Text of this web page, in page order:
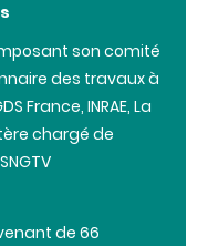
son comité
des travaux à
France, INRAE, La
chargé de
de 66